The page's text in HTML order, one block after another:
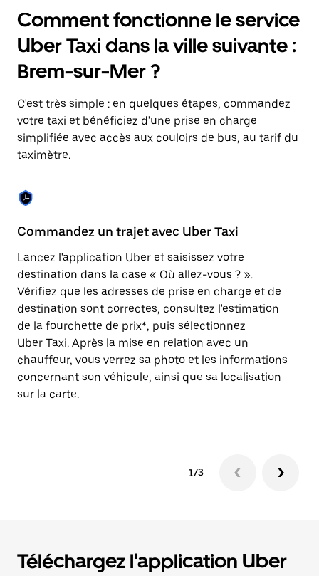
bas
pour
ouvrir
le
calendrier
et
une
date.
Appuyez
sur
la
pour
fermer
calendrier.
Comment fonctionne le service
Uber Taxi dans la ville suivante :
Brem-sur-Mer ?
C'est très simple : en quelques étapes, commandez
votre taxi et bénéficiez d'une prise en charge
simplifiée avec accès aux couloirs de bus, au tarif du
taximètre.
Commandez un trajet avec Uber Taxi
Lancez l'application Uber et saisissez votre
destination dans la case « Où allez-vous ? ».
Vérifiez que les adresses de prise en charge et de
destination sont correctes, consultez l'estimation
de la fourchette de prix*, puis sélectionnez
Uber Taxi. Après la mise en relation avec un
chauffeur, vous verrez sa photo et les informations
concernant son véhicule, ainsi que sa localisation
sur la carte.
1/3
Téléchargez l'application Uber